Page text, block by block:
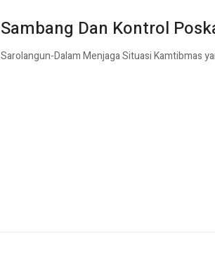
Sambang Dan Kontrol
Sarolangun-Dalam Menjaga Situasi Kamtibmas